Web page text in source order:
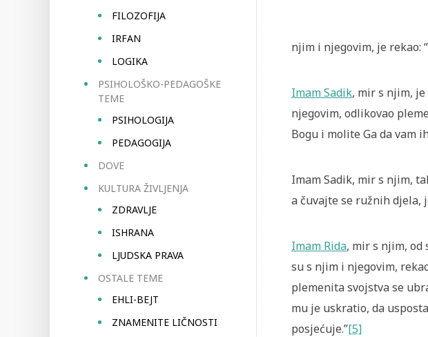
FILOZOFIJA
IRFAN
LOGIKA
PSIHOLOŠKO-PEDAGOŠKE
TEME
PSIHOLOGIJA
PEDAGOGIJA
DOVE
KULTURA ŽIVLJENJA
ZDRAVLJE
ISHRANA
LJUDSKA PRAVA
OSTALE TEME
EHLI-BEJT
ZNAMENITE LIČNOSTI
njim i njegovim, je rekao:
Imam Sadik, mir s njim,
njegovim, odlikovao
Bogu i molite Ga da vam
Imam Sadik, mir s njim,
a čuvajte se ružnih djela,
Imam Rida, mir s njim, od
su s njim i njegovim,
plemenita svojstva se
mu je uskratio, da
posjećuje.”[5]